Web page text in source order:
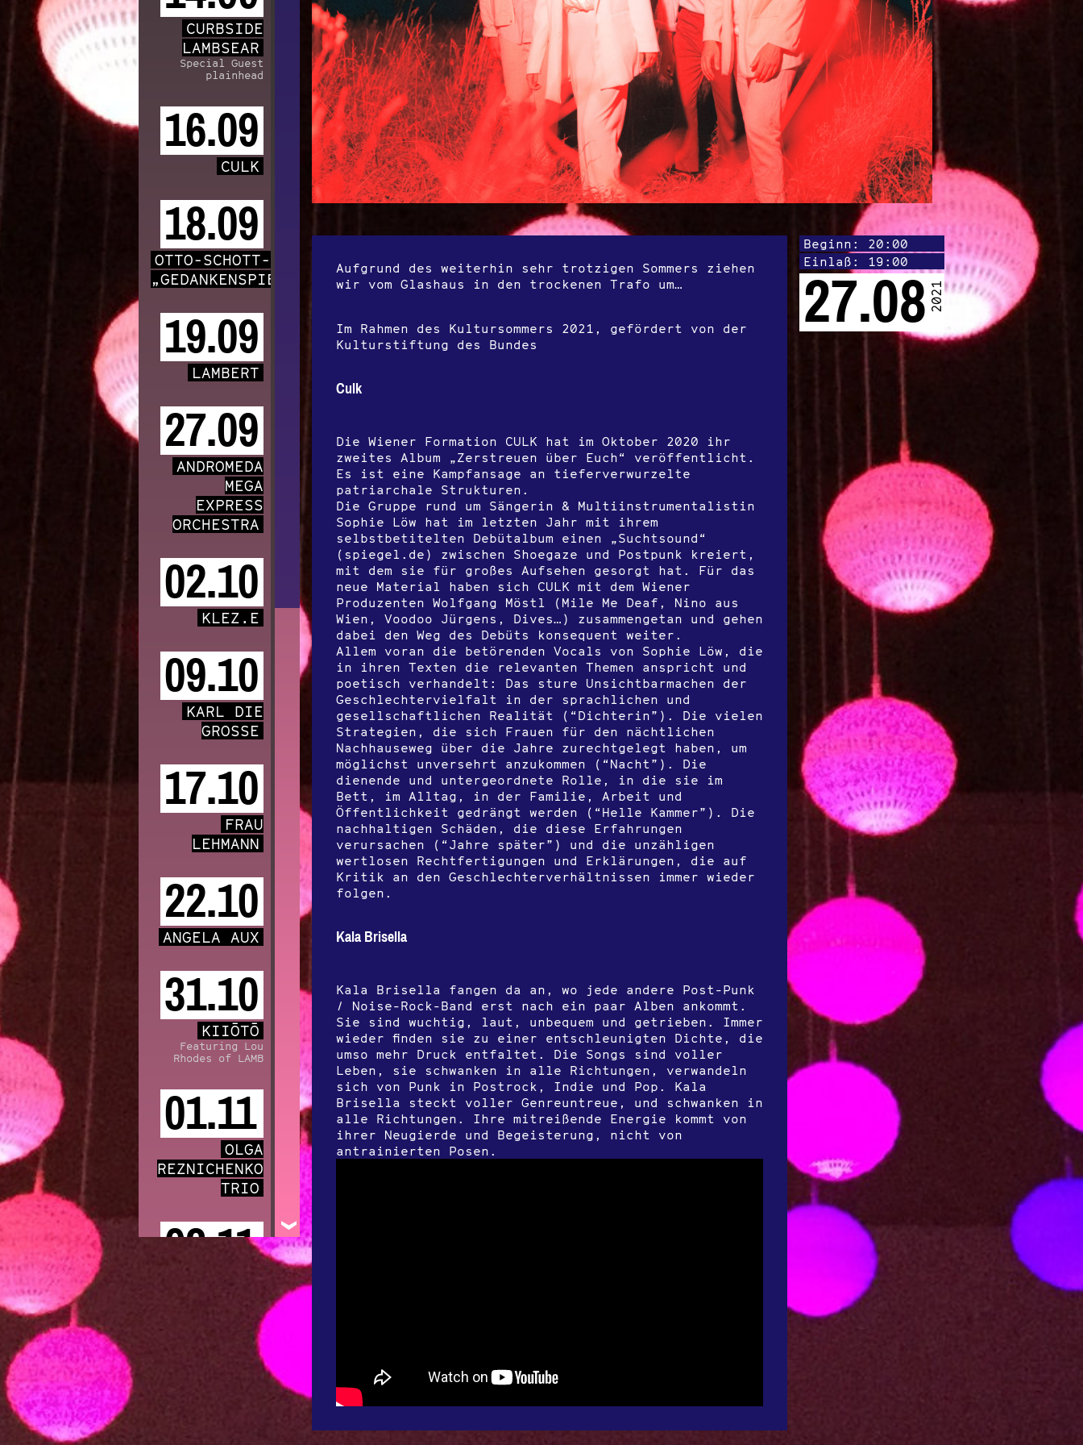
Beginn: 20:00
Einlaß: 19:00
27.08 2021
Aufgrund des weiterhin sehr trotzigen Sommers ziehen
wir vom Glashaus in den trockenen Trafo um…
Im Rahmen des Kultursommers 2021, gefördert von der
Kulturstiftung des Bundes
Culk
Die Wiener Formation CULK hat im Oktober 2020 ihr
zweites Album „Zerstreuen über Euch“ veröffentlicht.
Es ist eine Kampfansage an tieferverwurzelte
patriarchale Strukturen.
Die Gruppe rund um Sängerin & Multiinstrumentalistin
Sophie Löw hat im letzten Jahr mit ihrem
selbstbetitelten Debütalbum einen „Suchtsound“
(spiegel.de) zwischen Shoegaze und Postpunk kreiert,
mit dem sie für großes Aufsehen gesorgt hat. Für das
neue Material haben sich CULK mit dem Wiener
Produzenten Wolfgang Möstl (Mile Me Deaf, Nino aus
Wien, Voodoo Jürgens, Dives…) zusammengetan und gehen
dabei den Weg des Debüts konsequent weiter.
Allem voran die betörenden Vocals von Sophie Löw, die
in ihren Texten die relevanten Themen anspricht und
poetisch verhandelt: Das sture Unsichtbarmachen der
Geschlechtervielfalt in der sprachlichen und
gesellschaftlichen Realität (“Dichterin”). Die vielen
Strategien, die sich Frauen für den nächtlichen
Nachhauseweg über die Jahre zurechtgelegt haben, um
möglichst unversehrt anzukommen (“Nacht”). Die
dienende und untergeordnete Rolle, in die sie im
Bett, im Alltag, in der Familie, Arbeit und
Öffentlichkeit gedrängt werden (“Helle Kammer”). Die
nachhaltigen Schäden, die diese Erfahrungen
verursachen (“Jahre später”) und die unzähligen
wertlosen Rechtfertigungen und Erklärungen, die auf
Kritik an den Geschlechterverhältnissen immer wieder
folgen.
Kala Brisella
Kala Brisella fangen da an, wo jede andere Post-Punk
/ Noise-Rock-Band erst nach ein paar Alben ankommt.
Sie sind wuchtig, laut, unbequem und getrieben. Immer
wieder finden sie zu einer entschleunigten Dichte, die
umso mehr Druck entfaltet. Die Songs sind voller
Leben, sie schwanken in alle Richtungen, verwandeln
sich von Punk in Postrock, Indie und Pop. Kala
Brisella steckt voller Genreuntreue, und schwanken in
alle Richtungen. Ihre mitreißende Energie kommt von
ihrer Neugierde und Begeisterung, nicht von
antrainierten Posen.
CURBSIDE
LAMBSEAR
Special Guest
plainhead
16.09
CULK
18.09
OTTO-SCHOTT-CHOR
„GEDANKENSPIELE“
19.09
LAMBERT
27.09
ANDROMEDA
MEGA
EXPRESS
ORCHESTRA
02.10
KLEZ.E
09.10
KARL DIE
GROSSE
17.10
FRAU
LEHMANN
22.10
ANGELA AUX
31.10
KIIŌTŌ
Featuring Lou
Rhodes of LAMB
01.11
OLGA
REZNICHENKO
TRIO
03.11
05.11
EUROTEURO